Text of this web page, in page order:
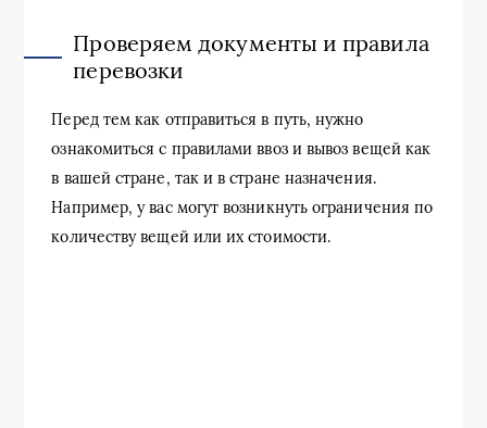
Проверяем документы и правила
перевозки
Перед тем как отправиться в путь, нужно
ознакомиться с правилами ввоз и вывоз вещей как
в вашей стране, так и в стране назначения.
Например, у вас могут возникнуть ограничения по
количеству вещей или их стоимости.